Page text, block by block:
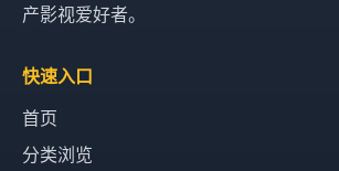
产影视爱好者。
快速入口
首页
分类浏览